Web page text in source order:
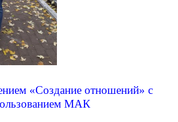
«Создание отношений» с
МАК